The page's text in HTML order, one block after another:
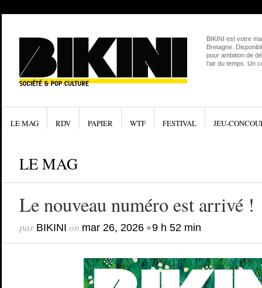
BIKINI est votre
Bretagne.
pour ambition de
l’air du temps. Un
LE MAG RDV PAPIER WTF FESTIVAL JEU-
LE MAG
Le nouveau numéro est arrivé !
par BIKINI on mar 26, 2026•9 h 52 min